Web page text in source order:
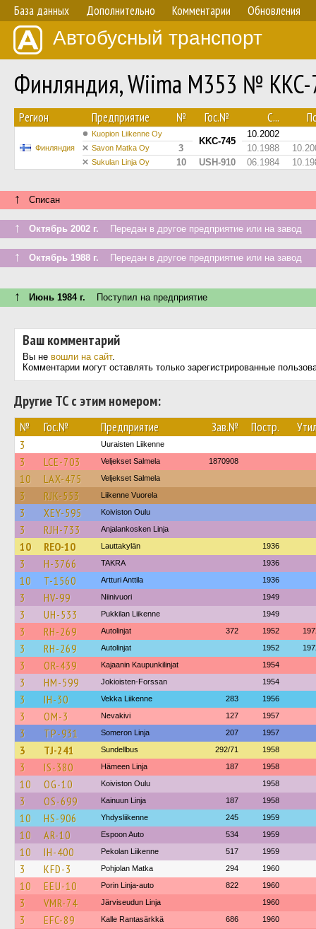
База данных Дополнительно Комментарии Обновления
Автобусный транспорт
Финляндия, Wiima M353 №
Регион Предприятие № Гос.№ С...
Финляндия
Kuopion Liikenne Oy
KKC-745
10.2002
Savon Matka Oy 3 10.1988
Sukulan Linja Oy 10 USH-910 06.1984
↑ Списан
↑ Октябрь 2002 г. Передан в другое предприятие или на завод
↑ Октябрь 1988 г. Передан в другое предприятие или на завод
↑ Июнь 1984 г. Поступил на предприятие
Ваш комментарий
Вы не вошли на сайт.
Комментарии могут оставлять только зарегистрированные
Другие ТС с этим номером:
№ Гос.№ Предприятие Зав.№ Постр.
3 Uuraisten Liikenne
3 LCE-703 Veljekset Salmela 1870908
10 LAX-475 Veljekset Salmela
3 RJK-553 Liikenne Vuorela
3 XEY-595 Koiviston Oulu
3 RJH-733 Anjalankosken Linja
10 REO-10 Lauttakylän 1936
3 H-3766 TAKRA 1936
10 T-1560 Artturi Anttila 1936
3 HV-99 Niinivuori 1949
3 UH-533 Pukkilan Liikenne 1949
3 RH-269 Autolinjat 372 1952
3 RH-269 Autolinjat 1952
3 OR-439 Kajaanin Kaupunkilinjat 1954
3 HM-599 Jokioisten-Forssan 1954
3 IH-30 Vekka Liikenne 283 1956
3 OM-3 Nevakivi 127 1957
3 TP-931 Someron Linja 207 1957
3 TJ-241 Sundellbus 292/71 1958
3 IS-380 Hämeen Linja 187 1958
10 OG-10 Koiviston Oulu 1958
3 OS-699 Kainuun Linja 187 1958
10 HS-906 Yhdysliikenne 245 1959
10 AR-10 Espoon Auto 534 1959
10 IH-400 Pekolan Liikenne 517 1959
3 KFD-3 Pohjolan Matka 294 1960
10 EEU-10 Porin Linja-auto 822 1960
3 VMR-74 Järviseudun Linja 1960
3 EFC-89 Kalle Rantasärkkä 686 1960